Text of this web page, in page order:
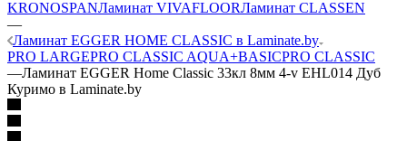
KRONOSPANЛаминат VIVAFLOORЛаминат CLASSEN
—
Ламинат EGGER HOME CLASSIC в Laminate.by
PRO LARGEPRO CLASSIC AQUA+BASICPRO CLASSIC
—Ламинат EGGER Home Classic 33кл 8мм 4-v EHL014 Дуб
Куримо в Laminate.by